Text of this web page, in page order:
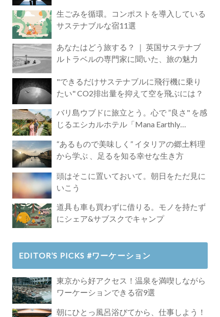
生ごみを循環。コンポストを導入している
サステナブルな宿11選
あなたはどう旅する？ ｜ 英国サステナブ
ルトラベルの専門家に聞いた、旅の魅力
"できるだけサステナブルに飛行機に乗り
たい" CO2排出量を抑えて空を飛ぶには？
バリ島ウブドに旅立とう。心で ”良さ" を感
じるエシカルホテル「Mana Earthly
“あるもので美味しく” イタリアの郷土料理
から学ぶ 、足るを知る幸せな生き方
頭はそこに置いておいて。朝日をただ見に
いこう
道具も車も買わずに借りる。モノを持たず
にシェア&サブスクでキャンプ
EDITOR’S PICKS #ワーケーション
東京から好アクセス！温泉を満喫しながら
ワーケーションできる宿9選
朝にひとっ風呂浴びてから、仕事しよう！